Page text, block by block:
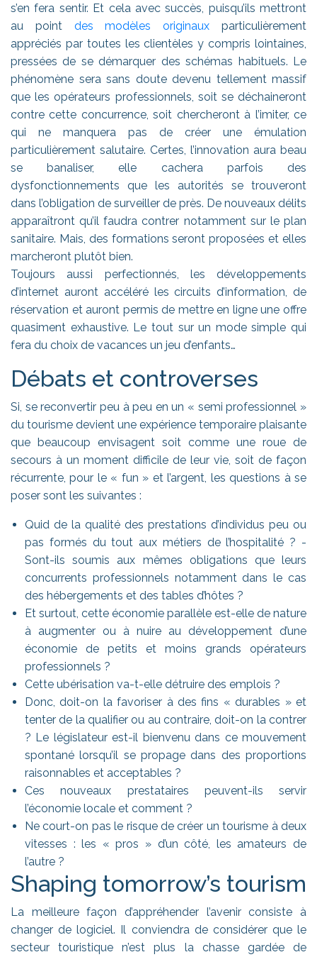
s’en fera sentir. Et cela avec succès, puisqu’ils mettront
au point des modèles originaux particulièrement
appréciés par toutes les clientèles y compris lointaines,
pressées de se démarquer des schémas habituels. Le
phénomène sera sans doute devenu tellement massif
que les opérateurs professionnels, soit se déchaineront
contre cette concurrence, soit chercheront à l’imiter, ce
qui ne manquera pas de créer une émulation
particulièrement salutaire. Certes, l’innovation aura beau
se banaliser, elle cachera parfois des
dysfonctionnements que les autorités se trouveront
dans l’obligation de surveiller de près. De nouveaux délits
apparaîtront qu’il faudra contrer notamment sur le plan
sanitaire. Mais, des formations seront proposées et elles
marcheront plutôt bien.
Toujours aussi perfectionnés, les développements
d’internet auront accéléré les circuits d’information, de
réservation et auront permis de mettre en ligne une offre
quasiment exhaustive. Le tout sur un mode simple qui
fera du choix de vacances un jeu d’enfants…
Débats et controverses
Si, se reconvertir peu à peu en un « semi professionnel »
du tourisme devient une expérience temporaire plaisante
que beaucoup envisagent soit comme une roue de
secours à un moment difficile de leur vie, soit de façon
récurrente, pour le « fun » et l’argent, les questions à se
poser sont les suivantes :
Quid de la qualité des prestations d’individus peu ou
pas formés du tout aux métiers de l’hospitalité ? -
Sont-ils soumis aux mêmes obligations que leurs
concurrents professionnels notamment dans le cas
des hébergements et des tables d’hôtes ?
Et surtout, cette économie parallèle est-elle de nature
à augmenter ou à nuire au développement d’une
économie de petits et moins grands opérateurs
professionnels ?
Cette ubérisation va-t-elle détruire des emplois ?
Donc, doit-on la favoriser à des fins « durables » et
tenter de la qualifier ou au contraire, doit-on la contrer
? Le législateur est-il bienvenu dans ce mouvement
spontané lorsqu’il se propage dans des proportions
raisonnables et acceptables ?
Ces nouveaux prestataires peuvent-ils servir
l’économie locale et comment ?
Ne court-on pas le risque de créer un tourisme à deux
vitesses : les « pros » d’un côté, les amateurs de
l’autre ?
Shaping tomorrow’s tourism
La meilleure façon d’appréhender l’avenir consiste à
changer de logiciel. Il conviendra de considérer que le
secteur touristique n’est plus la chasse gardée de